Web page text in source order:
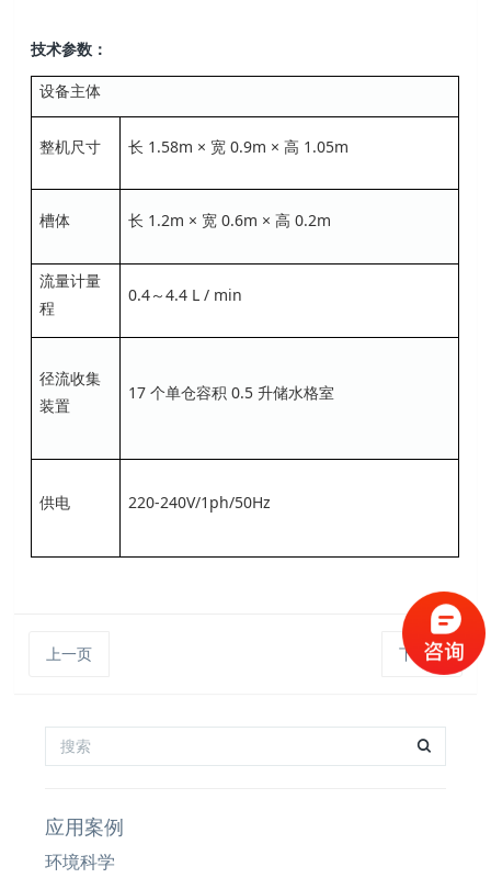
技术参数：
设备主体
整机尺寸 长 1.58m × 宽 0.9m × 高 1.05m
槽体 长 1.2m × 宽 0.6m × 高 0.2m
流量计量
程
0.4～4.4 L / min
径流收集
装置
17 个单仓容积 0.5 升储水格室
供电 220-240V/1ph/50Hz
上一页 下一页
应用案例
环境科学